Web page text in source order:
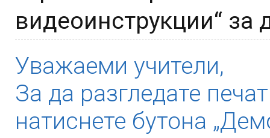
видеоинструкции“ за
Уважаеми учители,
За да разгледате
натиснете бутона